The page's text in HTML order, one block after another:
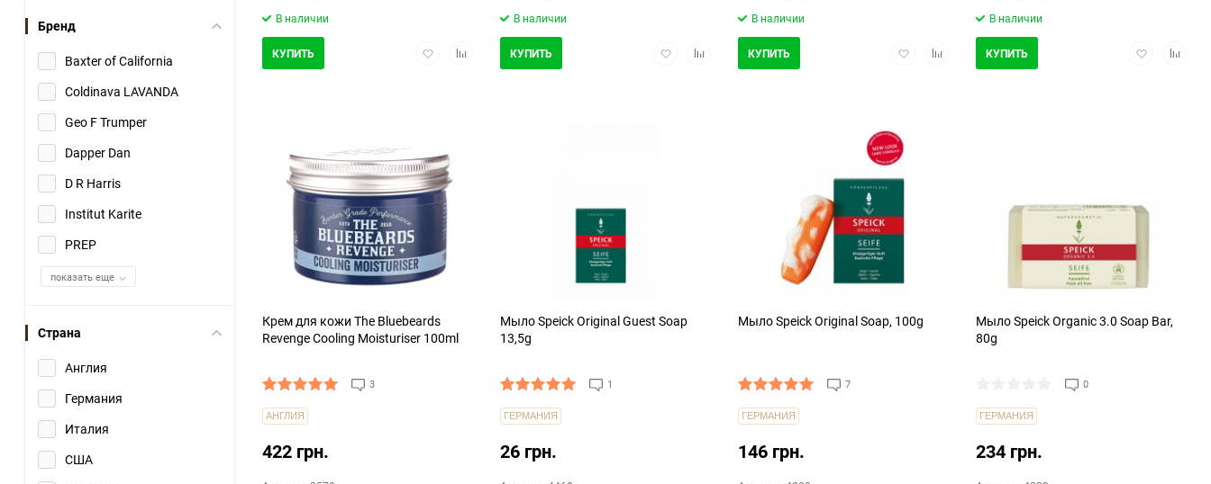
Бренд
Baxter of California
Coldinava LAVANDA
Geo F Trumper
Dapper Dan
D R Harris
Institut Karite
PREP
показать еще
Страна
Англия
Германия
Италия
США
В наличии
ДобавитьДобавить
КУПИТЬ
В наличии
ДобавитьДобавить
КУПИТЬ
В наличии
ДобавитьДобавить
КУПИТЬ
В наличии
Добавить
КУПИТЬ
Крем для кожи The Bluebeards
Revenge Cooling Moisturiser 100ml
3
АНГЛИЯ
422 грн.
Мыло Speick Original Guest Soap
13,5g
1
ГЕРМАНИЯ
26 грн.
Мыло Speick Original Soap, 100g
7
ГЕРМАНИЯ
146 грн.
Мыло Speick Organic 3.0 Soap Bar,
80g
0
ГЕРМАНИЯ
234 грн.